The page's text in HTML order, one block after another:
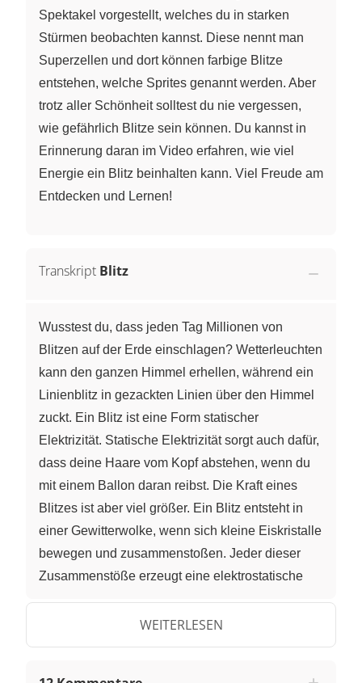
Spektakel vorgestellt, welches du in starken
Stürmen beobachten kannst. Diese nennt man
Superzellen und dort können farbige Blitze
entstehen, welche Sprites genannt werden. Aber
trotz aller Schönheit solltest du nie vergessen,
wie gefährlich Blitze sein können. Du kannst in
Erinnerung daran im Video erfahren, wie viel
Energie ein Blitz beinhalten kann. Viel Freude am
Entdecken und Lernen!
Transkript Blitz
Wusstest du, dass jeden Tag Millionen von
Blitzen auf der Erde einschlagen? Wetterleuchten
kann den ganzen Himmel erhellen, während ein
Linienblitz in gezackten Linien über den Himmel
zuckt. Ein Blitz ist eine Form statischer
Elektrizität. Statische Elektrizität sorgt auch dafür,
dass deine Haare vom Kopf abstehen, wenn du
mit einem Ballon daran reibst. Die Kraft eines
Blitzes ist aber viel größer. Ein Blitz entsteht in
einer Gewitterwolke, wenn sich kleine Eiskristalle
bewegen und zusammenstoßen. Jeder dieser
Zusammenstöße erzeugt eine elektrostatische
besitzen diese Wolken ein positives und ein
negatives Ende. Die positiven Ladungen liegen
WEITERLESEN